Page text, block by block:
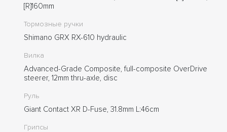
[R]160mm
Тормозные ручки
Shimano GRX RX-610 hydraulic
Вилка
Advanced-Grade Composite, full-composite OverDrive
steerer, 12mm thru-axle, disc
Руль
Giant Contact XR D-Fuse, 31.8mm L:46cm
Грипсы